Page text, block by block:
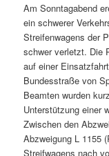
Am Sonntagabend
ein schwerer
Streifenwagens der
schwer verletzt. Die
auf einer
Bundesstraße von
Beamten wurden
Unterstützung einer
Zwischen den
Abzweigung L 1155
Streifwagens nach